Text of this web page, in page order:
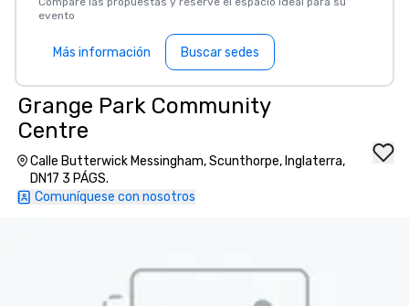
evento
Más información Buscar sedes
Grange Park Community
Centre
Calle Butterwick Messingham, Scunthorpe, Inglaterra,
DN17 3 PÁGS.
Comuníquese con nosotros